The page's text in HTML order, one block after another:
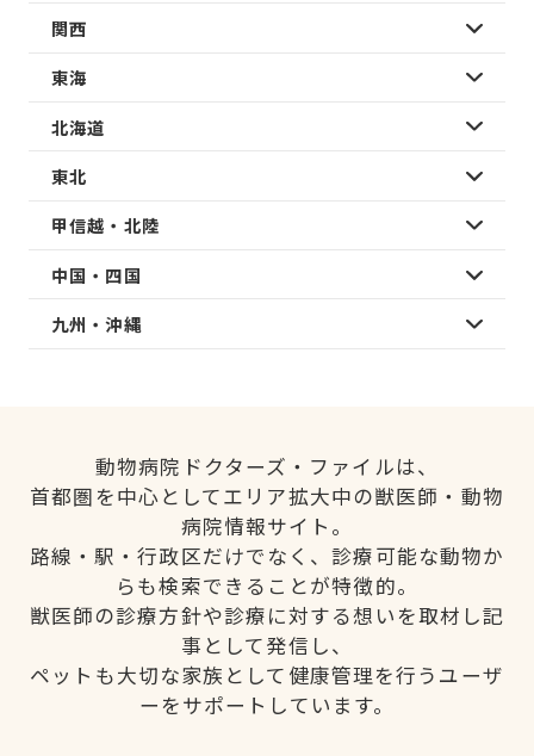
関西
東海
北海道
東北
甲信越・北陸
中国・四国
九州・沖縄
動物病院ドクターズ・ファイルは、
首都圏を中心としてエリア拡大中の獣医師・動物
病院情報サイト。
路線・駅・行政区だけでなく、診療可能な動物か
らも検索できることが特徴的。
獣医師の診療方針や診療に対する想いを取材し記
事として発信し、
ペットも大切な家族として健康管理を行うユーザ
ーをサポートしています。